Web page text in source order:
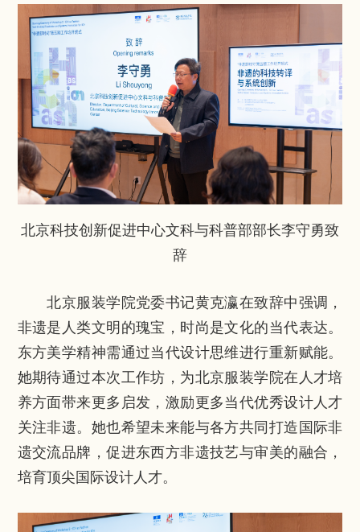
北京科技创新促进中心文科与科普部部长李守勇致
辞
北京服装学院党委书记黄克瀛在致辞中强调，
非遗是人类文明的瑰宝，时尚是文化的当代表达。
东方美学精神需通过当代设计思维进行重新赋能。
她期待通过本次工作坊，为北京服装学院在人才培
养方面带来更多启发，激励更多当代优秀设计人才
关注非遗。她也希望未来能与各方共同打造国际非
遗交流品牌，促进东西方非遗技艺与审美的融合，
培育顶尖国际设计人才。